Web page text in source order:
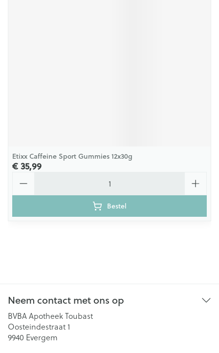
Etixx Caffeine Sport Gummies 12x30g
€ 35,99
Bestel
Neem contact met ons op
BVBA Apotheek Toubast
Oosteindestraat 1
9940 Evergem